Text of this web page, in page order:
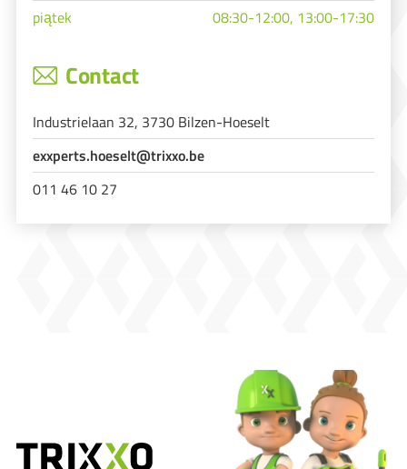
piątek
08:30-12:00, 13:00-17:30
Contact
Industrielaan 32, 3730 Bilzen-Hoeselt
exxperts.hoeselt@trixxo.be
011 46 10 27